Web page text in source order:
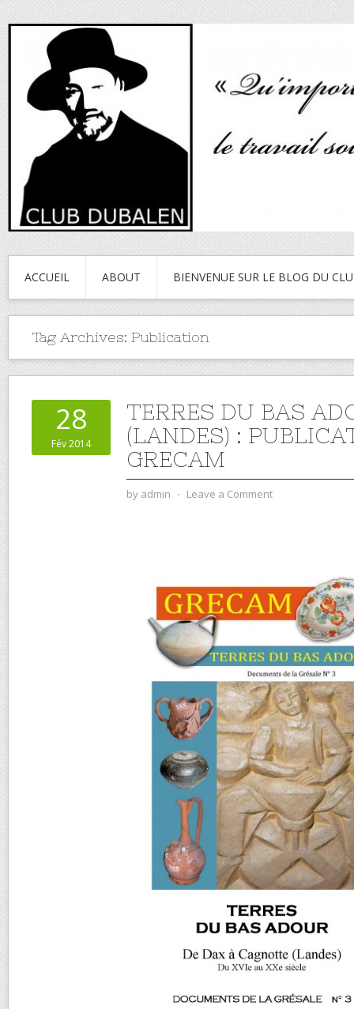
ACCUEIL ABOUT BIENVENUE SUR LE BLOG DU
Tag Archives: Publication
28
Fév 2014
TERRES DU BAS
(LANDES) :
GRECAM
by admin ⋅ Leave a Comment